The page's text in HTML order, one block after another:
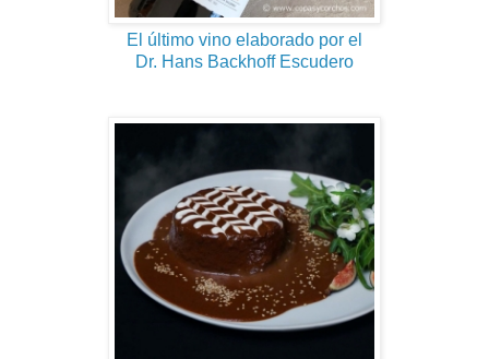
El último vino elaborado por el
Dr. Hans Backhoff Escudero